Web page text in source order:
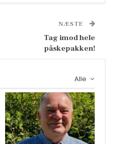
NÆSTE
Tag imod hele
påskepakken!
Alle